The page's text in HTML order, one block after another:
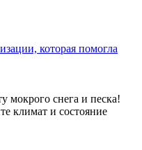
которая помогла
мокрого снега и песка!
климат и состояние